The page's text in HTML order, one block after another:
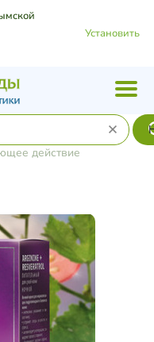
Установить
действие​